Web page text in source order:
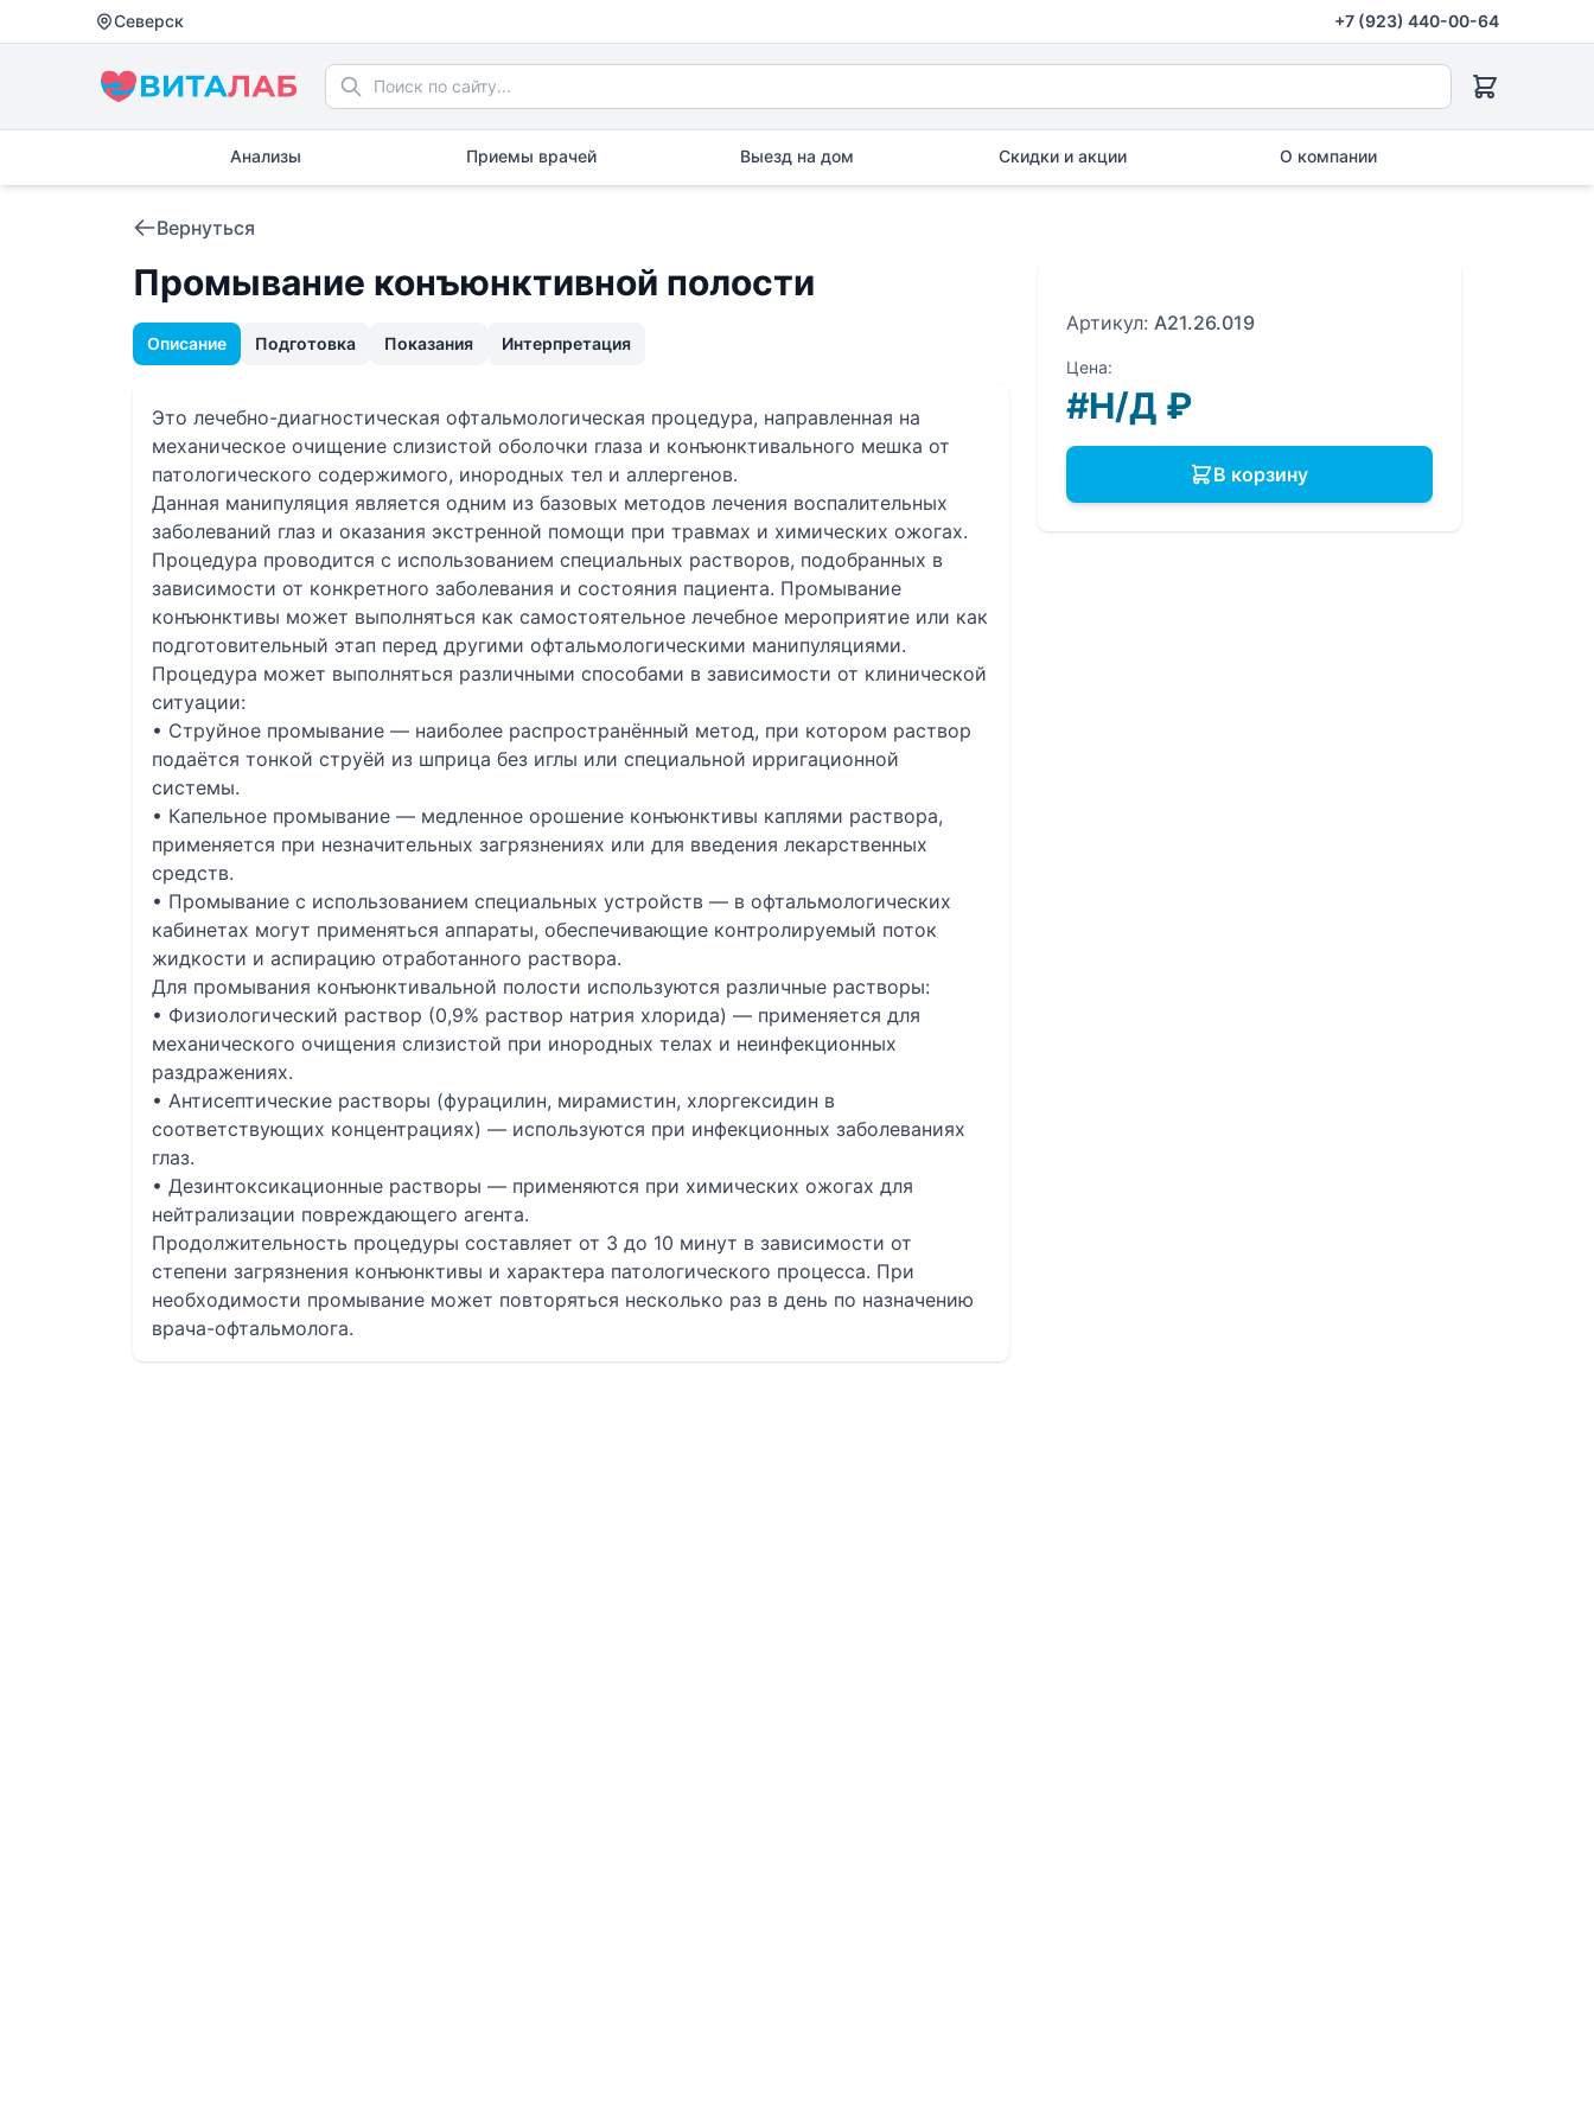
Северск +7 (923) 440-00-64
Анализы Приемы врачей Выезд на дом Скидки и акции О компании
Вернуться
Промывание конъюнктивной полости
Описание Подготовка Показания Интерпретация
Это лечебно-диагностическая офтальмологическая процедура, направленная на
механическое очищение слизистой оболочки глаза и конъюнктивального мешка от
патологического содержимого, инородных тел и аллергенов.
Данная манипуляция является одним из базовых методов лечения воспалительных
заболеваний глаз и оказания экстренной помощи при травмах и химических ожогах.
Процедура проводится с использованием специальных растворов, подобранных в
зависимости от конкретного заболевания и состояния пациента. Промывание
конъюнктивы может выполняться как самостоятельное лечебное мероприятие или как
подготовительный этап перед другими офтальмологическими манипуляциями.
Процедура может выполняться различными способами в зависимости от клинической
ситуации:
• Струйное промывание — наиболее распространённый метод, при котором раствор
подаётся тонкой струёй из шприца без иглы или специальной ирригационной
системы.
• Капельное промывание — медленное орошение конъюнктивы каплями раствора,
применяется при незначительных загрязнениях или для введения лекарственных
средств.
• Промывание с использованием специальных устройств — в офтальмологических
кабинетах могут применяться аппараты, обеспечивающие контролируемый поток
жидкости и аспирацию отработанного раствора.
Для промывания конъюнктивальной полости используются различные растворы:
• Физиологический раствор (0,9% раствор натрия хлорида) — применяется для
механического очищения слизистой при инородных телах и неинфекционных
раздражениях.
• Антисептические растворы (фурацилин, мирамистин, хлоргексидин в
соответствующих концентрациях) — используются при инфекционных заболеваниях
глаз.
• Дезинтоксикационные растворы — применяются при химических ожогах для
нейтрализации повреждающего агента.
Продолжительность процедуры составляет от 3 до 10 минут в зависимости от
степени загрязнения конъюнктивы и характера патологического процесса. При
необходимости промывание может повторяться несколько раз в день по назначению
врача-офтальмолога.
Артикул: A21.26.019
Цена:
#Н/Д ₽
В корзину